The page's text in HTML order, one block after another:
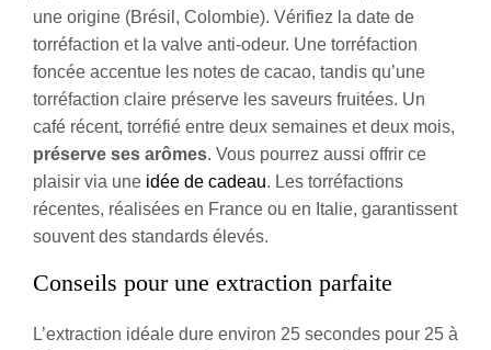
une origine (Brésil, Colombie). Vérifiez la date de
torréfaction et la valve anti-odeur. Une torréfaction
foncée accentue les notes de cacao, tandis qu’une
torréfaction claire préserve les saveurs fruitées. Un
café récent, torréfié entre deux semaines et deux mois,
préserve ses arômes. Vous pourrez aussi offrir ce
plaisir via une idée de cadeau. Les torréfactions
récentes, réalisées en France ou en Italie, garantissent
souvent des standards élevés.
Conseils pour une extraction parfaite
L’extraction idéale dure environ 25 secondes pour 25 à